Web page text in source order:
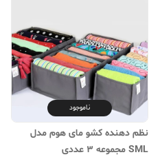
ناموجود
نظم دهنده کشو مای هوم مدل
SML مجموعه 3 عددی